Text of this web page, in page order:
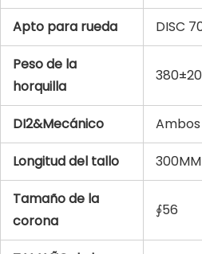
Apto para rueda DISC
Peso de la
horquilla
DI2&Mecánico
Longitud del tallo 300MM
Tamaño de la
corona
∮56